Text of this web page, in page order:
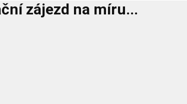
zájezd na míru...